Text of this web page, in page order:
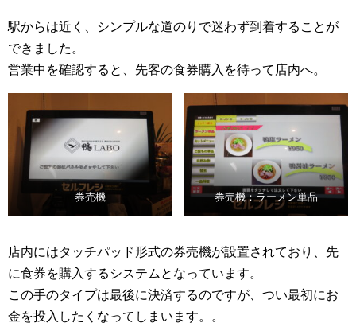
駅からは近く、シンプルな道のりで迷わず到着することが
できました。
営業中を確認すると、先客の食券購入を待って店内へ。
券売機 券売機：ラーメン単品
店内にはタッチパッド形式の券売機が設置されており、先
に食券を購入するシステムとなっています。
この手のタイプは最後に決済するのですが、つい最初にお
金を投入したくなってしまいます。。